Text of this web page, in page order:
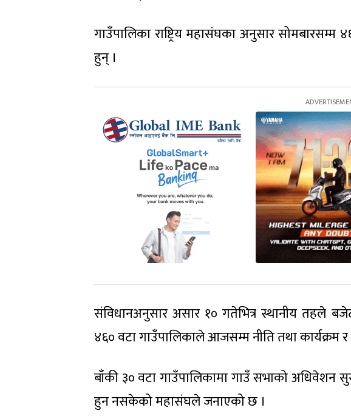
गाउँपालिका राष्ट्रिय महासंघका अनुसार
हुन् ।
संविधानअनुसार असार १० गतेभित्र स्थानीय तहले
४६० वटा गाउँपालिकाले आजसम्म नीति तथा
बाँकी ३० वटा गाउँपालिकामा गाउँ सभाको
हुन नसकेको महासंघले जनाएको छ ।